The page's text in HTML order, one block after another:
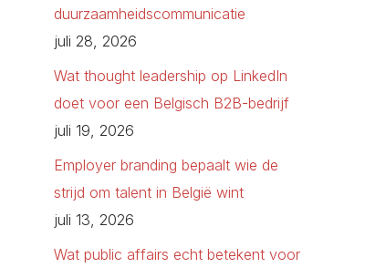
duurzaamheidscommunicatie
juli 28, 2026
Wat thought leadership op LinkedIn
doet voor een Belgisch B2B-bedrijf
juli 19, 2026
Employer branding bepaalt wie de
strijd om talent in België wint
juli 13, 2026
Wat public affairs echt betekent voor